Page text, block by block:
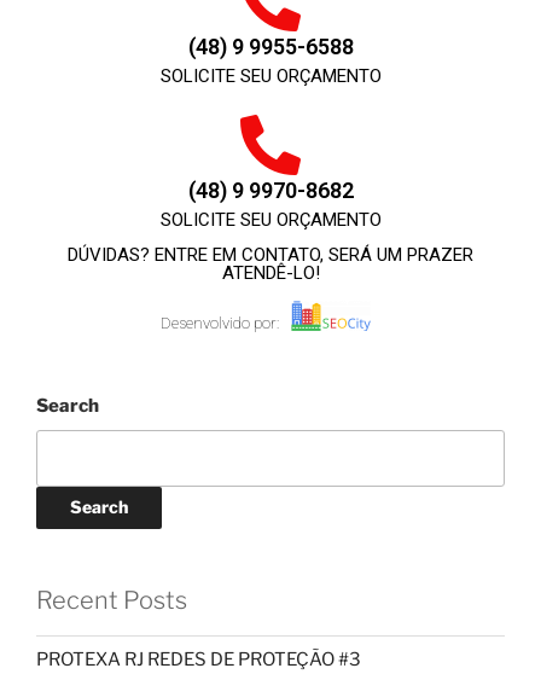
(48) 9 9955-6588
SOLICITE SEU ORÇAMENTO
(48) 9 9970-8682
SOLICITE SEU ORÇAMENTO
DÚVIDAS? ENTRE EM CONTATO, SERÁ UM PRAZER
ATENDÊ-LO!
Desenvolvido por:
Search
Search
Recent Posts
PROTEXA RJ REDES DE PROTEÇÃO #3